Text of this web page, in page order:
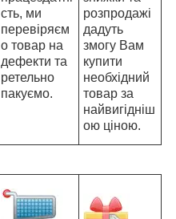
сть, ми
перевіряєм
о товар на
дефекти та
ретельно
пакуємо.
розпродажі
дадуть
змогу Вам
купити
необхідний
товар за
найвигідніш
ою ціною.